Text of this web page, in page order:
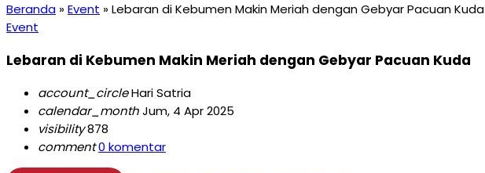
Beranda »Event »Lebaran di Kebumen Makin Meriah dengan Gebyar Pacuan Kuda
Event
Lebaran di Kebumen Makin Meriah dengan Gebyar Pacuan Kuda
account_circleHari Satria
calendar_monthJum, 4 Apr 2025
visibility878
comment0 komentar